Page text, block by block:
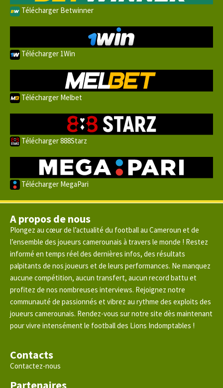
Télécharger Betwinner
Télécharger 1Win
Télécharger Melbet
Télécharger 888Starz
Télécharger MegaPari
A propos de nous
Plongez au cœur de l’actualité du football au Cameroun et de
l’ensemble des joueurs camerounais à travers le monde ! Restez
informé en temps réel des dernières infos, des résultats
palpitants de nos joueurs et de leurs performances. Ne manquez
aucune compétition, aucun transfert, aucun record battu et
profitez de nos nombreuses interviews. Rejoignez notre
communauté de passionnés et vibrez au rythme des exploits des
joueurs camerounais. Rendez-vous sur notre site dès maintenant
pour vivre intensément le football des Lions Indomptables !
Contacts
Contactez-nous
Partenaires